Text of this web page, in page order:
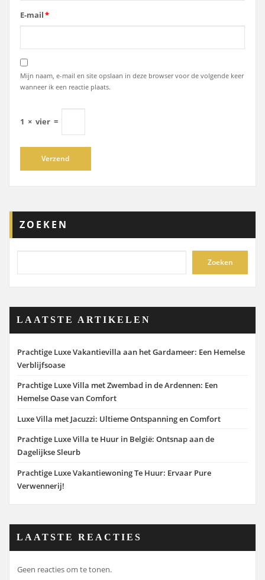
E-mail*
Mijn naam, e-mail en site opslaan in deze browser voor de volgende keer
wanneer ik een reactie plaats.
1 × vier =
ZOEKEN
Zoeken
LAATSTE ARTIKELEN
Prachtige Luxe Vakantievilla aan het Gardameer: Een Hemelse
Verblijfsoase
Prachtige Luxe Villa met Zwembad in de Ardennen: Een
Hemelse Oase van Comfort
Luxe Villa met Jacuzzi: Ultieme Ontspanning en Comfort
Prachtige Luxe Villa te Huur in België: Ontsnap aan de
Dagelijkse Sleurb
Prachtige Luxe Vakantiewoning Te Huur: Ervaar Pure
Verwennerij!
LAATSTE REACTIES
Geen reacties om te tonen.